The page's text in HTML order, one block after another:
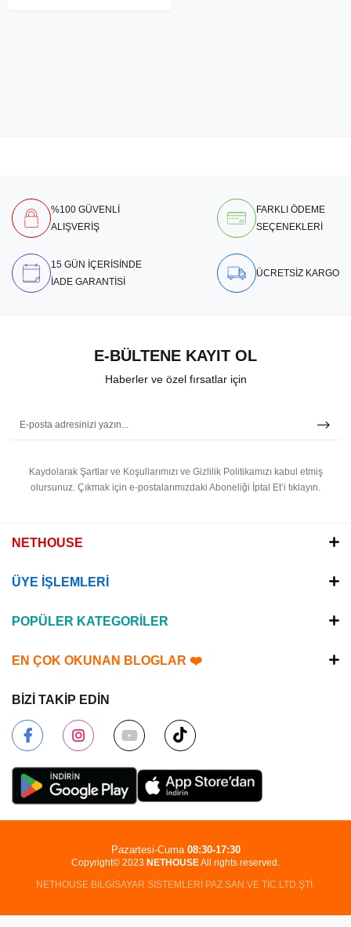
%100 GÜVENLİ
ALIŞVERİŞ
FARKLI ÖDEME
SEÇENEKLERİ
15 GÜN İÇERİSİNDE
İADE GARANTİSİ
ÜCRETSİZ KARGO
E-BÜLTENE KAYIT OL
Haberler ve özel fırsatlar için
Kaydolarak Şartlar ve Koşullarımızı ve Gizlilik Politikamızı kabul etmiş
olursunuz. Çıkmak için e-postalarımızdaki Aboneliği İptal Et’i tıklayın.
NETHOUSE
ÜYE İŞLEMLERİ
POPÜLER KATEGORİLER
EN ÇOK OKUNAN BLOGLAR ❤️
BİZİ TAKİP EDİN
Copyright© 2023 NETHOUSEAll rights reserved.
NETHOUSE BİLGİSAYAR SİSTEMLERİ PAZ.SAN.VE TİC.LTD.ŞTİ.
Pazartesi-Cuma 08:30-17:30